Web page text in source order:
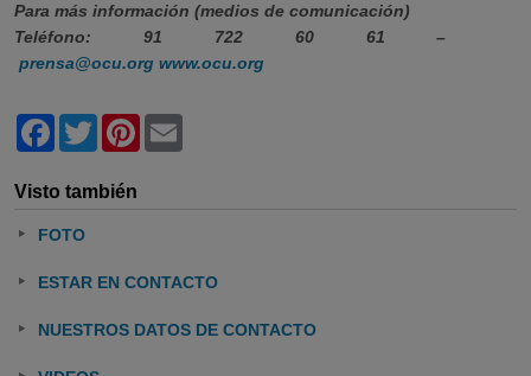
Para más información (medios de comunicación)
Teléfono: 91 722 60 61 –
prensa@ocu.org www.ocu.org
Facebook
TwitterPinterest
Visto también
FOTO
ESTAR EN CONTACTO
NUESTROS DATOS DE CONTACTO